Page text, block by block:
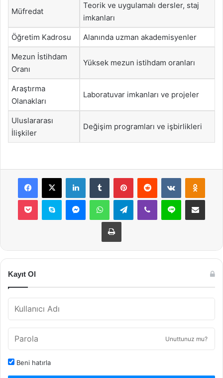
Müfredat
Teorik ve uygulamalı dersler, staj
imkanları
Öğretim Kadrosu Alanında uzman akademisyenler
Mezun İstihdam
Oranı
Yüksek mezun istihdam oranları
Araştırma
Olanakları
Laboratuvar imkanları ve projeler
Uluslararası
İlişkiler
Değişim programları ve işbirlikleri
Facebook
X LinkedInTumblr PinterestReddit VKontakte
Pocket Skype MessengerWhatsAppTelegramViber Line E-Posta ile
Yazdır
Kayıt Ol
Unuttunuz mu?
Beni hatırla